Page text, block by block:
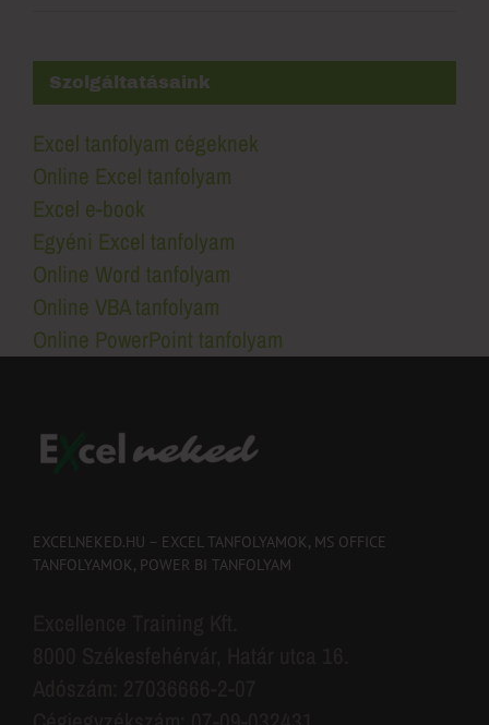
Szolgáltatásaink
Excel tanfolyam cégeknek
Online Excel tanfolyam
Excel e-book
Egyéni Excel tanfolyam
Online Word tanfolyam
Online VBA tanfolyam
Online PowerPoint tanfolyam
EXCELNEKED.HU – EXCEL TANFOLYAMOK, MS OFFICE
TANFOLYAMOK, POWER BI TANFOLYAM